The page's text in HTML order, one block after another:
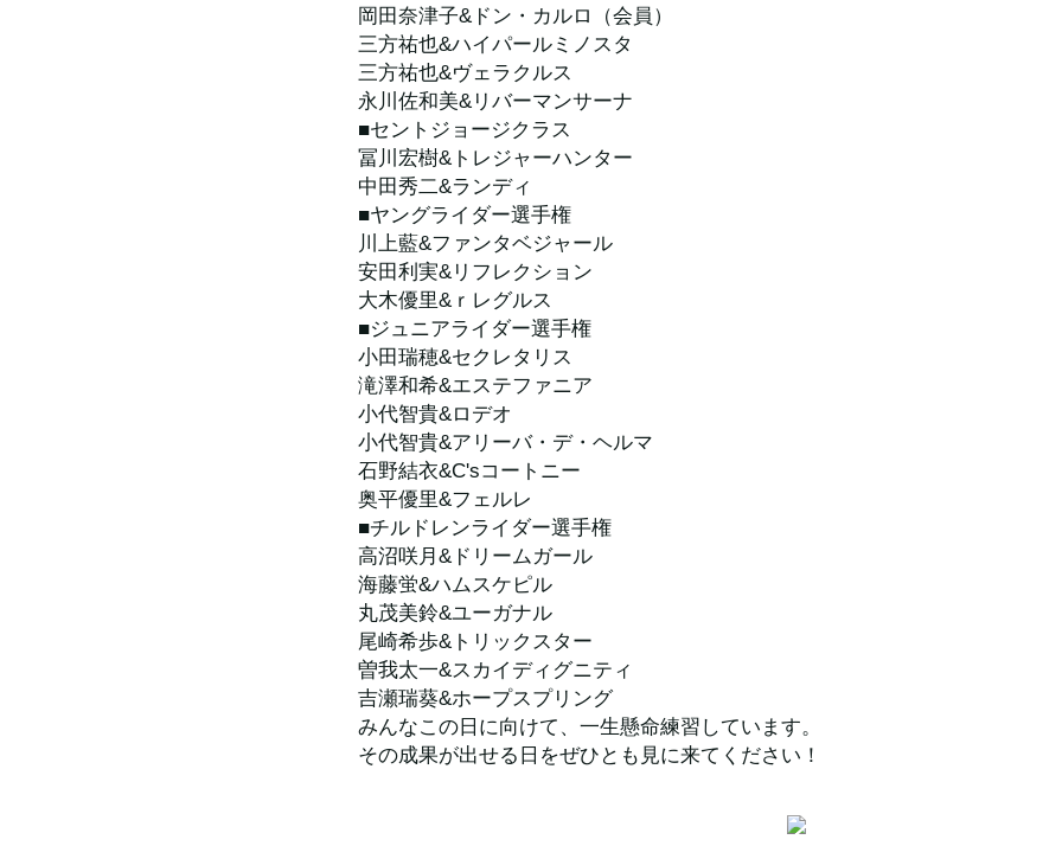
岡田奈津子&ドン・カルロ（会員）
三方祐也&ハイパールミノスタ
三方祐也&ヴェラクルス
永川佐和美&リバーマンサーナ
■セントジョージクラス
冨川宏樹&トレジャーハンター
中田秀二&ランディ
■ヤングライダー選手権
川上藍&ファンタベジャール
安田利実&リフレクション
大木優里&ｒレグルス
■ジュニアライダー選手権
小田瑞穂&セクレタリス
滝澤和希&エステファニア
小代智貴&ロデオ
小代智貴&アリーバ・デ・ヘルマ
石野結衣&C'sコートニー
奥平優里&フェルレ
■チルドレンライダー選手権
高沼咲月&ドリームガール
海藤蛍&ハムスケピル
丸茂美鈴&ユーガナル
尾崎希歩&トリックスター
曽我太一&スカイディグニティ
吉瀬瑞葵&ホープスプリング
みんなこの日に向けて、一生懸命練習しています。
その成果が出せる日をぜひとも見に来てください！